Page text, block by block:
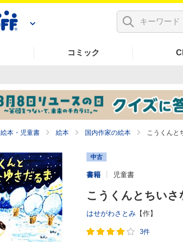
コミック
絵本・児童書 絵本 国内作家の絵本 こうくんと
中古
書籍 児童書
こうくんとちいさ
はせがわさとみ【作】
3件